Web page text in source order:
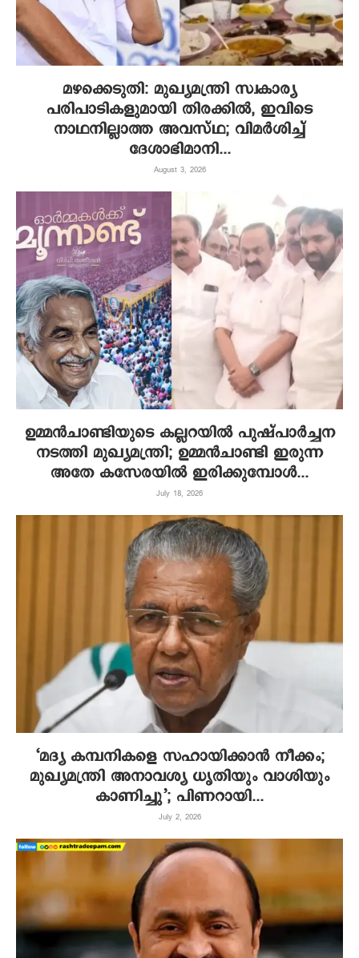
മഴക്കെടുതി: മുഖ്യമന്ത്രി സ്വകാര്യ
പരിപാടികളുമായി തിരക്കില്‍, ഇവിടെ
നാഥനില്ലാത്ത അവസ്ഥ; വിമര്‍ശിച്ച്
ദേശാഭിമാനി...
August 3, 2026
ഉമ്മൻചാണ്ടിയുടെ കല്ലറയിൽ പുഷ്പാർച്ചന
നടത്തി മുഖ്യമന്ത്രി; ഉമ്മൻചാണ്ടി ഇരുന്ന
അതേ കസേരയിൽ ഇരിക്കുമ്പോൾ...
July 18, 2026
‘മദ്യ കമ്പനികളെ സഹായിക്കാൻ നീക്കം;
മുഖ്യമന്ത്രി അനാവശ്യ ധൃതിയും വാശിയും
കാണിച്ചു’; പിണറായി...
July 2, 2026